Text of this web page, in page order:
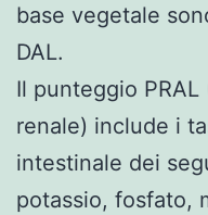
base vegetale
DAL.
Il punteggio
renale) include i
intestinale dei
potassio, fosfato,